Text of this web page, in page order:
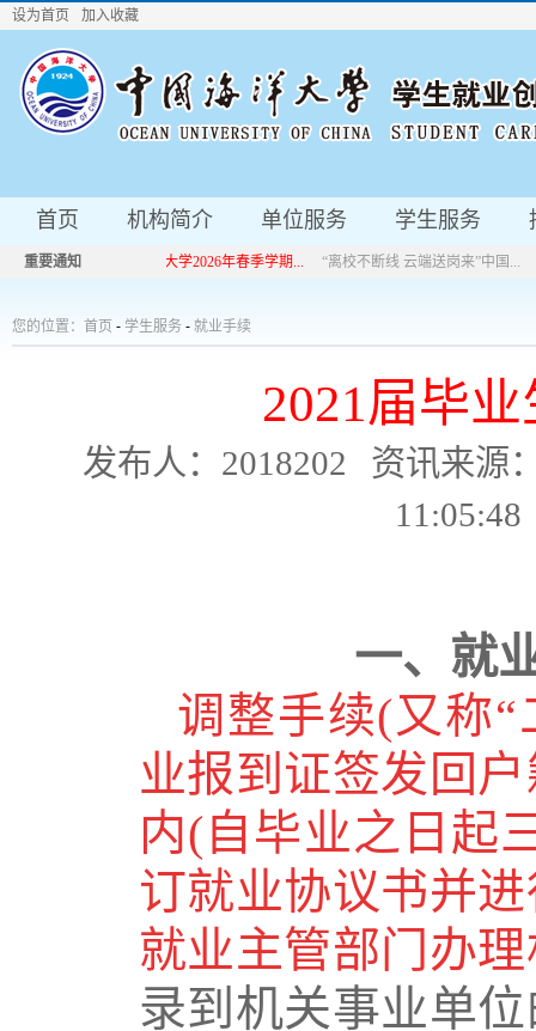
设为首页 加入收藏
首页 机构简介 单位服务 学生服务
重要通知 中国海洋大学2026年春季学期...
“离校不断线 云端送岗来”中国...
您的位置： 首页 - 学生服务 - 就业手续
2021届毕
发布人：2018202
资讯来源
11:05:48
一、就
调整手续(又称“
业报到证签发回
内(自毕业之日起
订就业协议书并
就业主管部门办
录到机关事业单